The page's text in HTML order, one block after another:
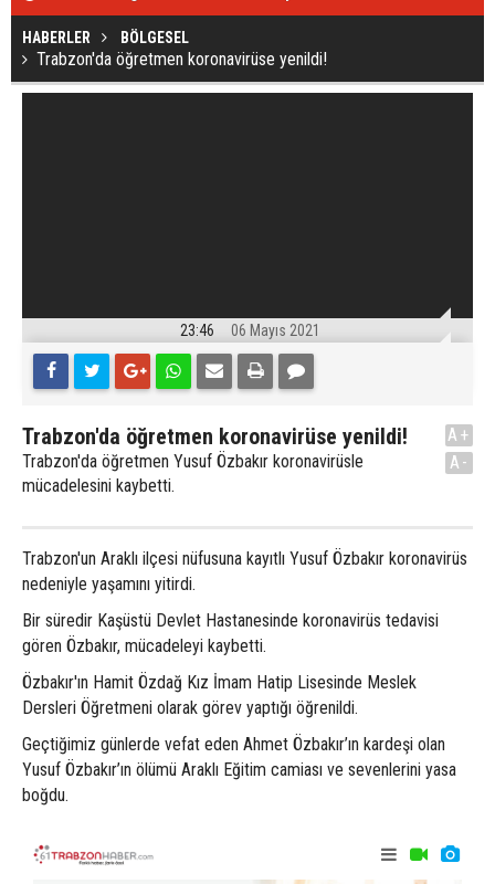
HABERLER BÖLGESEL
Trabzon'da öğretmen koronavirüse yenildi!
23:46 06 Mayıs 2021
Trabzon'da öğretmen koronavirüse yenildi!
Trabzon'da öğretmen Yusuf Özbakır koronavirüsle
mücadelesini kaybetti.
A+
A-
Trabzon'un Araklı ilçesi nüfusuna kayıtlı Yusuf Özbakır koronavirüs
nedeniyle yaşamını yitirdi.
Bir süredir Kaşüstü Devlet Hastanesinde koronavirüs tedavisi
gören Özbakır, mücadeleyi kaybetti.
Özbakır'ın Hamit Özdağ Kız İmam Hatip Lisesinde Meslek
Dersleri Öğretmeni olarak görev yaptığı öğrenildi.
Geçtiğimiz günlerde vefat eden Ahmet Özbakır’ın kardeşi olan
Yusuf Özbakır’ın ölümü Araklı Eğitim camiası ve sevenlerini yasa
boğdu.